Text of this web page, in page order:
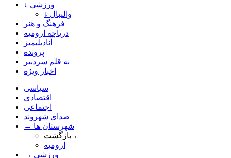
↓ ورزشی
↓ والیبال
فرهنگ و هنر
دریاچه ارومیه
آنادیلیمیز
پرونده
به قلم سردبیر
اخبار ویژه
سیاسی
اقتصادی
اجتماعی
صدای شهروند
→ شهرستان ها
بازگشت ←
ارومیه
→ ورزشی